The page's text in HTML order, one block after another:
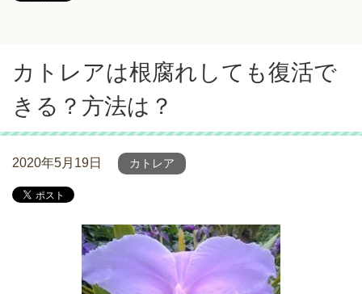
カトレアは根腐れしても復活で
きる？方法は？
2020年5月19日 カトレア